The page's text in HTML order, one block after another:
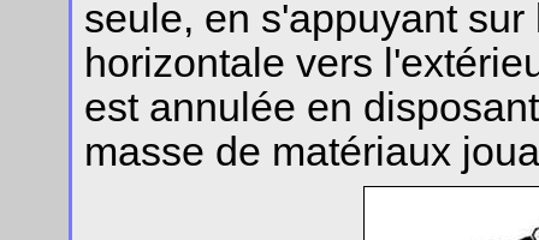
seule, en s'appuyant
horizontale vers
est annulée en
masse de matériaux